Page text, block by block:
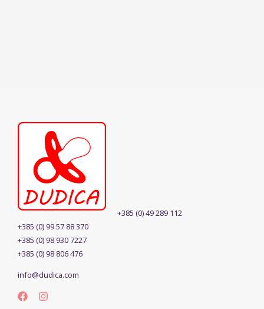
+385 (0) 49 289 112
+385 (0) 99 57 88 370
+385 (0) 98 930 7227
+385 (0) 98 806 476
info@dudica.com